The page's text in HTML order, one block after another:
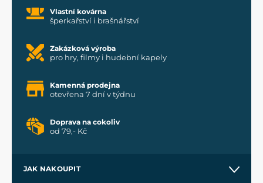
Vlastní kovárna
šperkařství i brašnářství
Zakázková výroba
pro hry, filmy i hudební kapely
Kamenná prodejna
otevřena 7 dní v týdnu
Doprava na cokoliv
od 79,- Kč
JAK NAKOUPIT